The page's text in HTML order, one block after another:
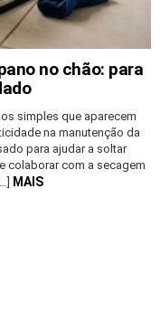
no chão: para
simples que aparecem
na manutenção da
para ajudar a soltar
colaborar com a secagem
MAIS